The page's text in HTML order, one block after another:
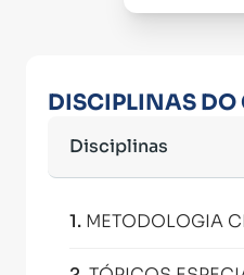
DISCIPLINAS DO
Disciplinas
1. METODOLOGIA